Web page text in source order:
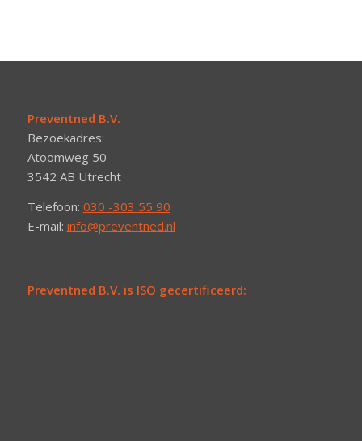
Preventned B.V.
Bezoekadres:
Atoomweg 50
3542 AB Utrecht
Telefoon: 030 -303 55 90
E-mail: info@preventned.nl
Preventned B.V. is ISO gecertificeerd: